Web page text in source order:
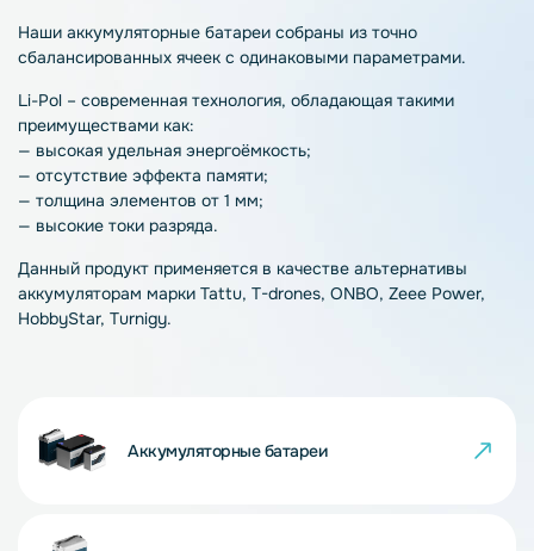
Наши аккумуляторные батареи собраны из точно
сбалансированных ячеек с одинаковыми параметрами.
Li-Pol – современная технология, обладающая такими
преимуществами как:
— высокая удельная энергоёмкость;
— отсутствие эффекта памяти;
— толщина элементов от 1 мм;
— высокие токи разряда.
Данный продукт применяется в качестве альтернативы
аккумуляторам марки Tattu, T-drones, ONBO, Zeee Power,
HobbyStar, Turnigy.
Аккумуляторные батареи